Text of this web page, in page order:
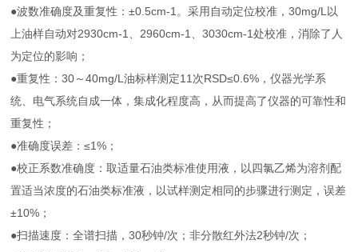
●波数准确度及重复性：±0.5cm-1。采用自动定位校准，30mg/L以
上油样自动对2930cm-1、2960cm-1、3030cm-1处校准，消除了人
为定位的影响；
●重复性：30～40mg/L油标样测定11次RSD≤0.6%，仪器光学系
统、电气系统自成一体，集成化程度高，从而提高了仪器的可靠性和
重复性；
●准确度误差：≤1%；
●校正系数准确度：取适量石油类标准使用液，以四氯乙烯为溶剂配
置适当浓度的石油类标准液，以试样测定相同的步骤进行测定，误差
±10%；
●扫描速度：全谱扫描，30秒钟/次；非分散红外法2秒钟/次；